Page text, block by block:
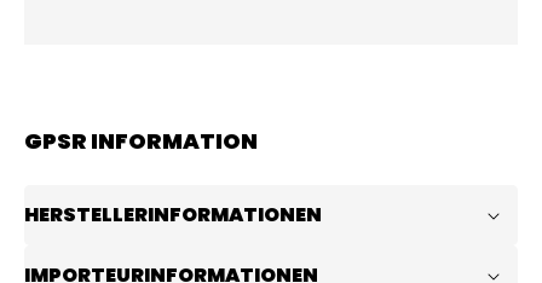
GPSR INFORMATION
HERSTELLERINFORMATIONEN
IMPORTEURINFORMATIONEN